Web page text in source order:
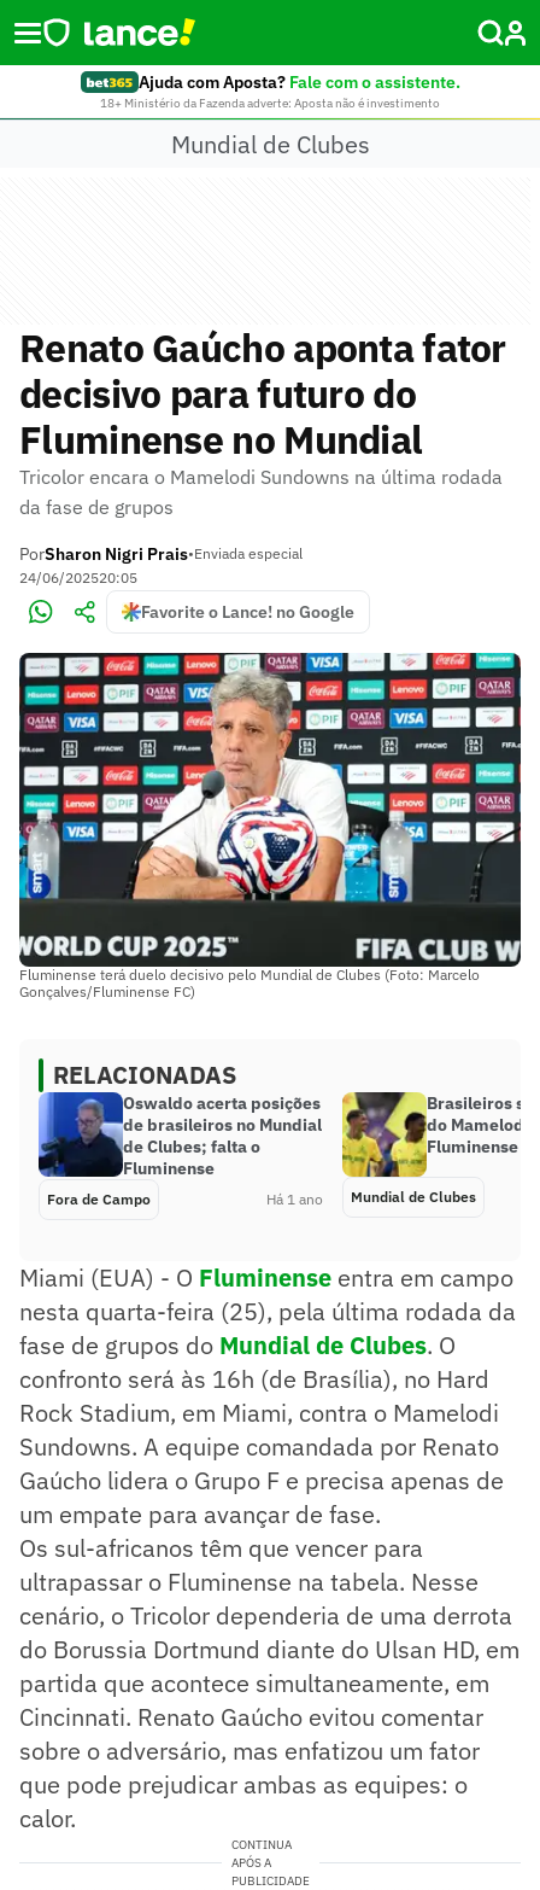
Ajuda com Aposta? Fale com o assistente.
18+ Ministério da Fazenda adverte: Aposta não é investimento
Mundial de Clubes
Renato Gaúcho aponta fator
decisivo para futuro do
Fluminense no Mundial
Tricolor encara o Mamelodi Sundowns na última rodada
da fase de grupos
PorSharon Nigri Prais•Enviada especial
24/06/202520:05
Favorite o Lance! no Google
Fluminense terá duelo decisivo pelo Mundial de Clubes (Foto: Marcelo
Gonçalves/Fluminense FC)
RELACIONADAS
Oswaldo acerta posições
de brasileiros no Mundial
de Clubes; falta o
Fluminense
Fora de Campo Há 1 ano
Brasileiros
do Mamelodi
Fluminense
Mundial de Clubes
Miami (EUA) - O Fluminense entra em campo
nesta quarta-feira (25), pela última rodada da
fase de grupos do Mundial de Clubes. O
confronto será às 16h (de Brasília), no Hard
Rock Stadium, em Miami, contra o Mamelodi
Sundowns. A equipe comandada por Renato
Gaúcho lidera o Grupo F e precisa apenas de
um empate para avançar de fase.
Os sul-africanos têm que vencer para
ultrapassar o Fluminense na tabela. Nesse
cenário, o Tricolor dependeria de uma derrota
do Borussia Dortmund diante do Ulsan HD, em
partida que acontece simultaneamente, em
Cincinnati. Renato Gaúcho evitou comentar
sobre o adversário, mas enfatizou um fator
que pode prejudicar ambas as equipes: o
calor.
CONTINUA
APÓS A
PUBLICIDADE